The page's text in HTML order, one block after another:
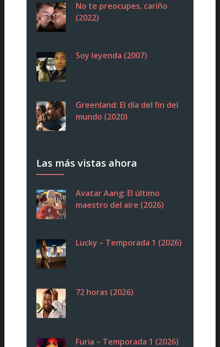
No te preocupes, cariño
(2022)
Soy leyenda (2007)
Greenland: El día del fin del
mundo (2020)
Las más vistas ahora
Avatar Aang: El último
maestro del aire (2026)
Lucky – Temporada 1 (2026)
72 horas (2026)
Furia – Temporada 1 (2026)